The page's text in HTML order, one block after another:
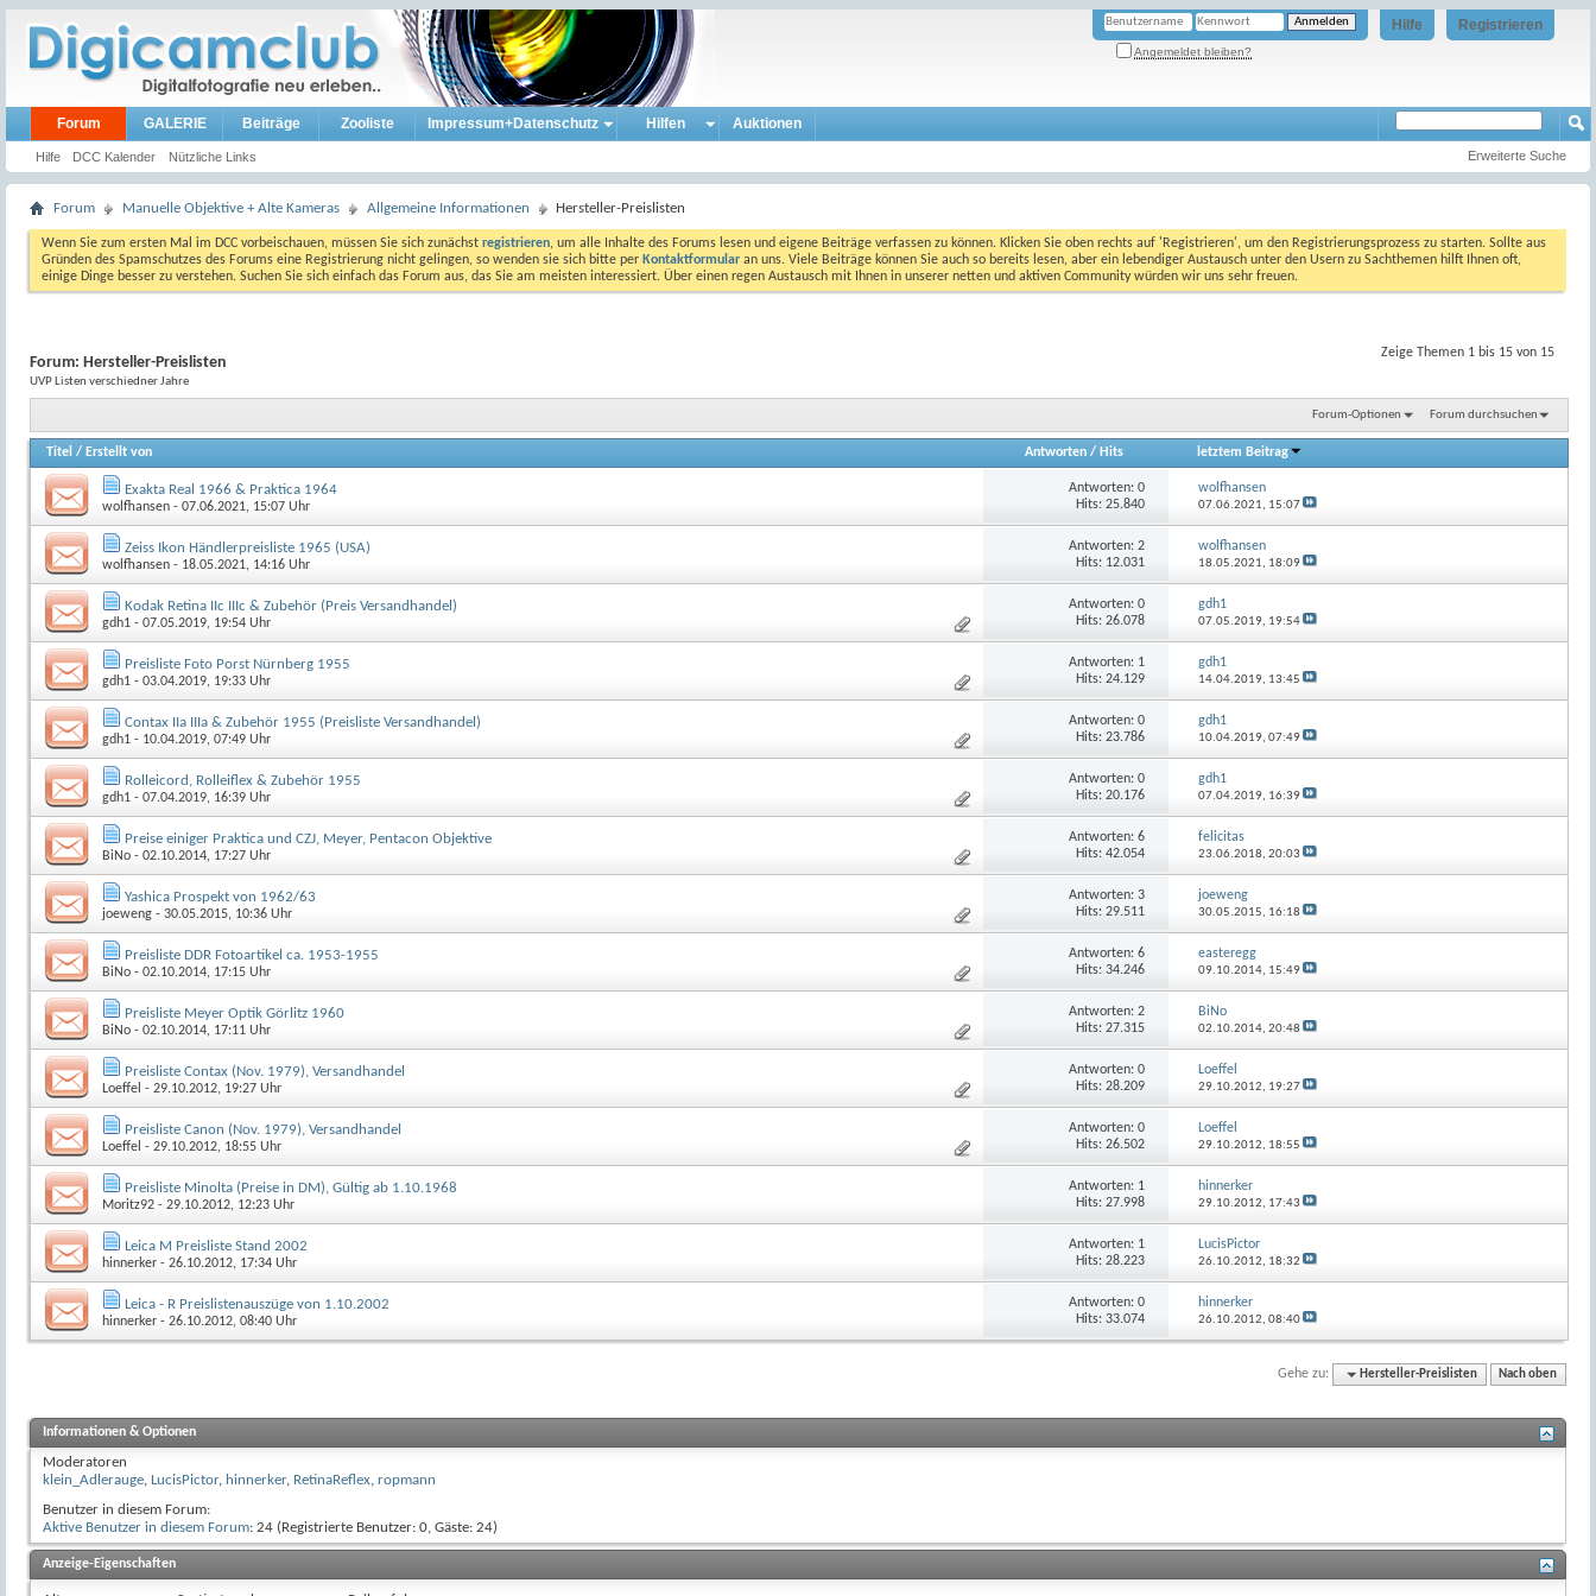
Registrieren
Hilfe
Angemeldet bleiben?
Forum
Hilfe DCC Kalender Nützliche Links
GALERIE Beiträge Zooliste Impressum+Datenschutz Hilfen Auktionen
Erweiterte Suche
Forum Manuelle Objektive + Alte Kameras Allgemeine Informationen Hersteller-Preislisten
Wenn Sie zum ersten Mal im DCC vorbeischauen, müssen Sie sich zunächst registrieren, um alle Inhalte des Forums lesen und eigene Beiträge verfassen zu können. Klicken Sie oben rechts auf 'Registrieren', um den Registrierungsprozess zu starten. Sollte aus
Gründen des Spamschutzes des Forums eine Registrierung nicht gelingen, so wenden sie sich bitte per Kontaktformular an uns. Viele Beiträge können Sie auch so bereits lesen, aber ein lebendiger Austausch unter den Usern zu Sachthemen hilft Ihnen oft,
einige Dinge besser zu verstehen. Suchen Sie sich einfach das Forum aus, das Sie am meisten interessiert. Über einen regen Austausch mit Ihnen in unserer netten und aktiven Community würden wir uns sehr freuen.
Zeige Themen 1 bis 15 von 15
Forum: Hersteller-Preislisten
UVP Listen verschiedner Jahre
Forum-Optionen Forum durchsuchen
Titel / Erstellt von Antworten / Hits letztem Beitrag
Exakta Real 1966 & Praktica 1964
wolfhansen - 07.06.2021, 15:07 Uhr
Antworten: 0
Hits: 25.840
wolfhansen
07.06.2021, 15:07
Zeiss Ikon Händlerpreisliste 1965 (USA)
wolfhansen - 18.05.2021, 14:16 Uhr
Antworten: 2
Hits: 12.031
wolfhansen
18.05.2021, 18:09
Kodak Retina IIc IIIc & Zubehör (Preis Versandhandel)
gdh1 - 07.05.2019, 19:54 Uhr
Antworten: 0
Hits: 26.078
gdh1
07.05.2019, 19:54
Preisliste Foto Porst Nürnberg 1955
gdh1 - 03.04.2019, 19:33 Uhr
Antworten: 1
Hits: 24.129
gdh1
14.04.2019, 13:45
Contax IIa IIIa & Zubehör 1955 (Preisliste Versandhandel)
gdh1 - 10.04.2019, 07:49 Uhr
Antworten: 0
Hits: 23.786
gdh1
10.04.2019,07:49
Rolleicord, Rolleiflex & Zubehör 1955
gdh1 - 07.04.2019, 16:39 Uhr
Antworten: 0
Hits: 20.176
gdh1
07.04.2019, 16:39
Preise einiger Praktica und CZJ, Meyer, Pentacon Objektive
BiNo - 02.10.2014, 17:27 Uhr
Antworten: 6
Hits: 42.054
felicitas
23.06.2018,20:03
Yashica Prospekt von 1962/63
joeweng - 30.05.2015, 10:36 Uhr
Antworten: 3
Hits: 29.511
joeweng
30.05.2015, 16:18
Preisliste DDR Fotoartikel ca. 1953-1955
BiNo - 02.10.2014, 17:15 Uhr
Antworten: 6
Hits: 34.246
easteregg
09.10.2014, 15:49
Preisliste Meyer Optik Görlitz 1960
BiNo - 02.10.2014, 17:11 Uhr
Antworten: 2
Hits: 27.315
BiNo
02.10.2014,20:48
Preisliste Contax (Nov. 1979), Versandhandel
Loeffel - 29.10.2012, 19:27 Uhr
Antworten: 0
Hits: 28.209
Loeffel
29.10.2012, 19:27
Preisliste Canon (Nov. 1979), Versandhandel
Loeffel - 29.10.2012, 18:55 Uhr
Antworten: 0
Hits: 26.502
Loeffel
29.10.2012, 18:55
Preisliste Minolta (Preise in DM), Gültig ab 1.10.1968
Moritz92 - 29.10.2012, 12:23 Uhr
Antworten: 1
Hits: 27.998
hinnerker
29.10.2012, 17:43
Leica M Preisliste Stand 2002
hinnerker - 26.10.2012, 17:34 Uhr
Antworten: 1
Hits: 28.223
LucisPictor
26.10.2012, 18:32
Leica - R Preislistenauszüge von 1.10.2002
hinnerker - 26.10.2012, 08:40 Uhr
Antworten: 0
Hits: 33.074
hinnerker
26.10.2012,08:40
Gehe zu: Hersteller-Preislisten Nach oben
Informationen & Optionen
Moderatoren
klein_Adlerauge, LucisPictor, hinnerker, RetinaReflex, ropmann
Benutzer in diesem Forum:
Aktive Benutzer in diesem Forum: 24 (Registrierte Benutzer: 0, Gäste: 24)
Anzeige-Eigenschaften